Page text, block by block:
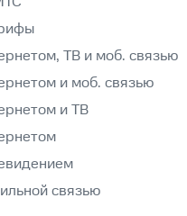
ТВ и моб. связью
и моб. связью
и ТВ
связью